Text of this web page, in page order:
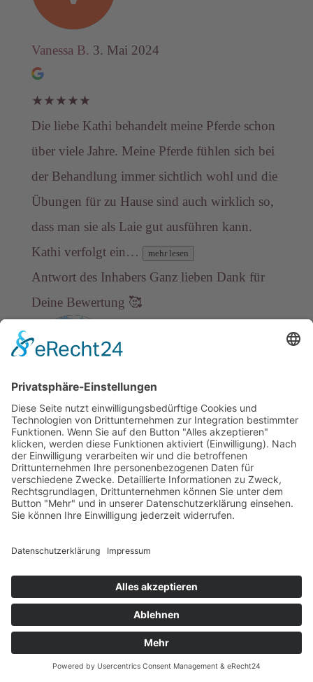
Vanessa B. 3. Mai 2024
★★★★★
Die liebe Kathi behandelt meine Pferde schon
über viele Jahre. Meine Pferde fühlen sich bei
der Behandlung immer sichtlich wohl und die
Übungen für zu Hause sind auch wirklich so,
dass man sie als Laie gut ausführen kann.
Kathi verfolgt ein…
mehr lesen
Antwort des Inhabers Ganz lieben Dank für
Deine Bewertung 🥰
Betty W. 22. April 2024
★★★★★
Ich bin so glücklich und froh, daß es meinen
geliebten Vierbeiner, ob Fleisch- oder
Heufressern, wieder so gut geht! Herzlichen
Leistung und grandiose Arbeit!!! (Translated
by Google) I am so happy an…
Antwort des Inhabers Vielen lieben Dank für
die Bewertung 🤗